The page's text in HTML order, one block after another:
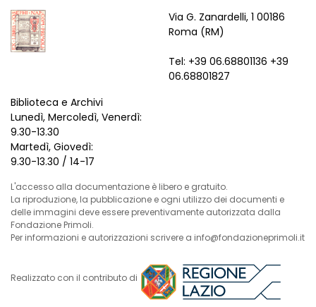
Via G. Zanardelli, 1 00186
Roma (RM)
Tel: +39 06.68801136 +39
06.68801827
Biblioteca e Archivi
Lunedì, Mercoledì, Venerdì:
9.30-13.30
Martedì, Giovedì:
9.30-13.30 / 14-17
L'accesso alla documentazione è libero e gratuito.
La riproduzione, la pubblicazione e ogni utilizzo dei documenti e
delle immagini deve essere preventivamente autorizzata dalla
Fondazione Primoli.
Per informazioni e autorizzazioni scrivere a info@fondazioneprimoli.it
Realizzato con il contributo di